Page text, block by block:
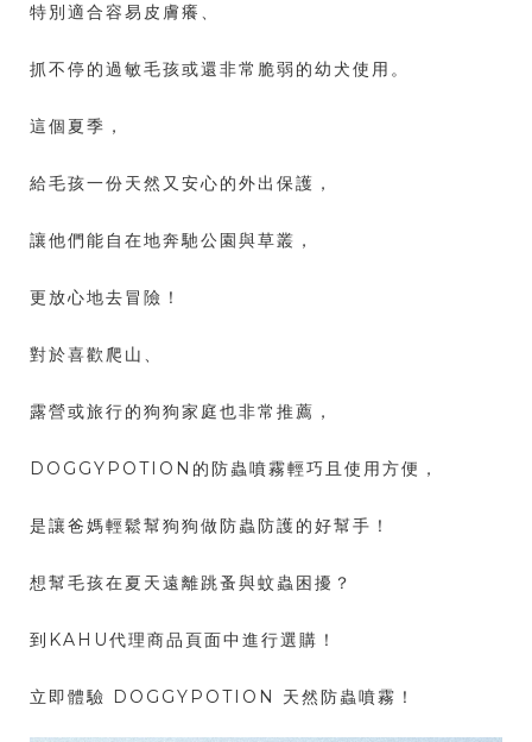
特別適合容易皮膚癢、
抓不停的過敏毛孩或還非常脆弱的幼犬使用。
這個夏季，
給毛孩一份天然又安心的外出保護，
讓他們能自在地奔馳公園與草叢，
更放心地去冒險！
對於喜歡爬山、
露營或旅行的狗狗家庭也非常推薦，
DOGGYPOTION的防蟲噴霧輕巧且使用方便，
是讓爸媽輕鬆幫狗狗做防蟲防護的好幫手！
想幫毛孩在夏天遠離跳蚤與蚊蟲困擾？
到KAHU代理商品頁面中進行選購！
立即體驗 DOGGYPOTION 天然防蟲噴霧！